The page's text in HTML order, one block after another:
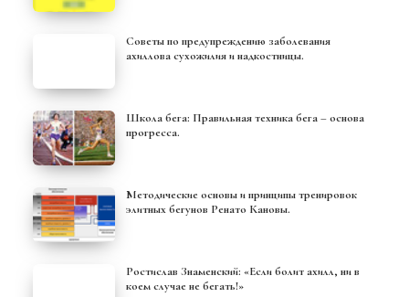
Советы по предупреждению заболевания
ахиллова сухожилия и надкостницы.
Школа бега: Правильная техника бега – основа
прогресса.
Методические основы и принципы тренировок
элитных бегунов Ренато Кановы.
Ростислав Знаменский: «Если болит ахилл, ни в
коем случае не бегать!»